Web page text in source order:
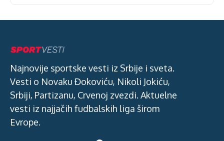
Najnovije sportske vesti iz Srbije i sveta.
Vesti o Novaku Đokoviću, Nikoli Jokiću,
Srbiji, Partizanu, Crvenoj zvezdi. Aktuelne
vesti iz najjačih fudbalskih liga širom
Evrope.